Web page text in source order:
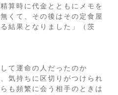
算時に代金とともにメモを
くて、その後はその定食屋
結果となりました」（茨
て運命の人だったのか
気持ちに区切りがつけられ
も頻繁に会う相手のときは